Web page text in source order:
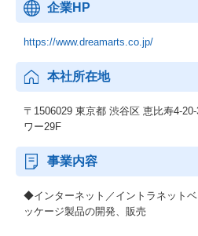
企業HP
https://www.dreamarts.co.jp/
本社所在地
〒1506029 東京都 渋谷区 恵比寿4-
ワー29F
事業内容
◆インターネット／イントラネット
ッケージ製品の開発、販売